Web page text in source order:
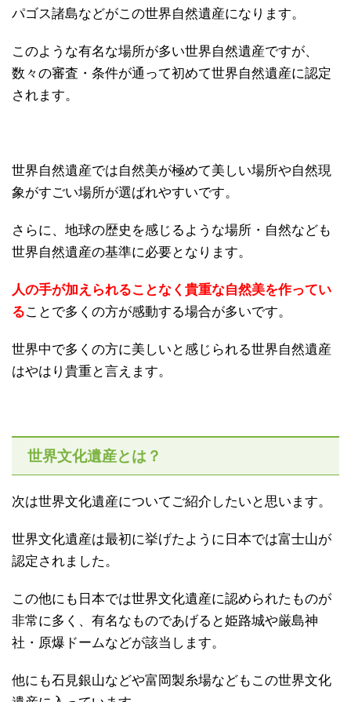
パゴス諸島などがこの世界自然遺産になります。
このような有名な場所が多い世界自然遺産ですが、
数々の審査・条件が通って初めて世界自然遺産に認定
されます。
世界自然遺産では自然美が極めて美しい場所や自然現
象がすごい場所が選ばれやすいです。
さらに、地球の歴史を感じるような場所・自然なども
世界自然遺産の基準に必要となります。
人の手が加えられることなく貴重な自然美を作ってい
ることで多くの方が感動する場合が多いです。
世界中で多くの方に美しいと感じられる世界自然遺産
はやはり貴重と言えます。
世界文化遺産とは？
次は世界文化遺産についてご紹介したいと思います。
世界文化遺産は最初に挙げたように日本では富士山が
認定されました。
この他にも日本では世界文化遺産に認められたものが
非常に多く、有名なものであげると姫路城や厳島神
社・原爆ドームなどが該当します。
他にも石見銀山などや富岡製糸場などもこの世界文化